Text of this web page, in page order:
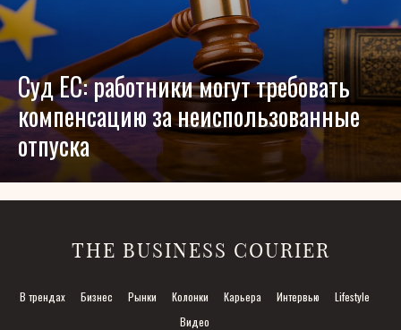
Суд ЕС: работники могут требовать
компенсацию за неиспользованные
отпуска
THE BUSINESS COURIER
В трендах Бизнес Рынки Колонки Карьера Интервью
Lifestyle
Видео